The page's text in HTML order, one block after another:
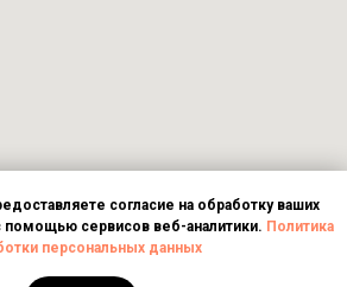
согласие на обработку ваших
помощью сервисов веб-аналитики. Политика
персональных данных